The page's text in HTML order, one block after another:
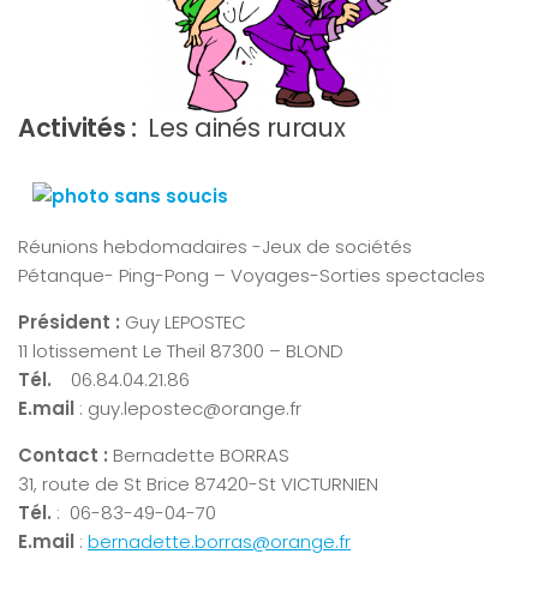
Activités : Les ainés ruraux
Réunions hebdomadaires -Jeux de sociétés
Pétanque- Ping-Pong – Voyages-Sorties spectacles
Président : Guy LEPOSTEC
11 lotissement Le Theil 87300 – BLOND
Tél. 06.84.04.21.86
E.mail : guy.lepostec@orange.fr
Contact : Bernadette BORRAS
31, route de St Brice 87420-St VICTURNIEN
Tél. : 06-83-49-04-70
E.mail : bernadette.borras@orange.fr